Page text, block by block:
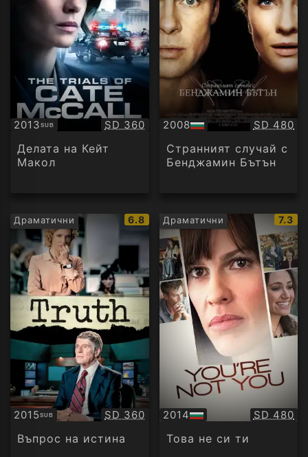
2013SUB
Субтитри Качество:
SD 360
Делата на Кейт
Макол
2008
БГ
аудио
SD 480
Странният случай с
Бенджамин Бътън
Драматични
IMDb
рейтинг:
6.8
2015SUB
Субтитри Качество:
SD 360
Въпрос на истина
Драматични
IMDb
7.3
2014
БГ
аудио
SD 480
Това не си ти